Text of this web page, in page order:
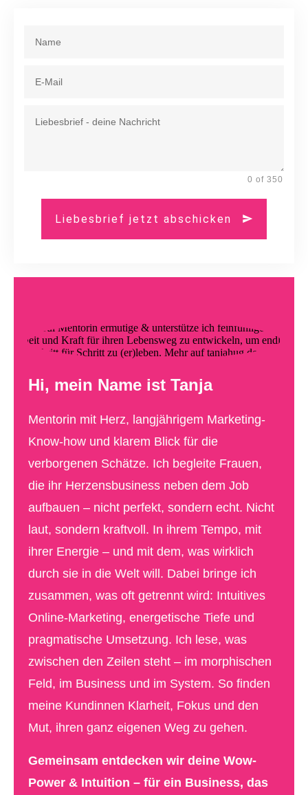
0 of 350
Liebesbrief jetzt abschicken
Hi, mein Name ist Tanja
Mentorin mit Herz, langjährigem Marketing-
Know-how und klarem Blick für die
verborgenen Schätze. Ich begleite Frauen,
die ihr Herzensbusiness neben dem Job
aufbauen – nicht perfekt, sondern echt. Nicht
laut, sondern kraftvoll. In ihrem Tempo, mit
ihrer Energie – und mit dem, was wirklich
durch sie in die Welt will. Dabei bringe ich
zusammen, was oft getrennt wird: Intuitives
Online-Marketing, energetische Tiefe und
pragmatische Umsetzung. Ich lese, was
zwischen den Zeilen steht – im morphischen
Feld, im Business und im System. So finden
meine Kundinnen Klarheit, Fokus und den
Mut, ihren ganz eigenen Weg zu gehen.
Gemeinsam entdecken wir deine Wow-
Power & Intuition – für ein Business, das